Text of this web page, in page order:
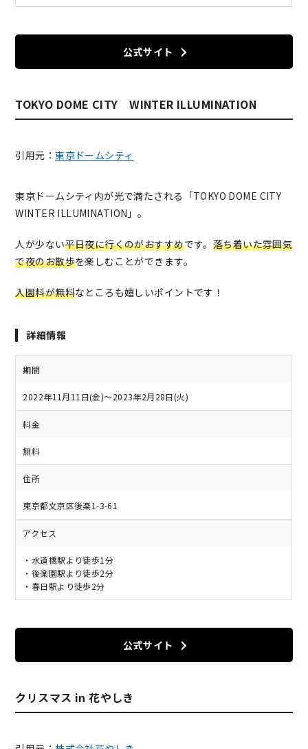
公式サイト
TOKYO DOME CITY WINTER ILLUMINATION
引用元：東京ドームシティ
東京ドームシティ内が光で満たされる「TOKYO DOME CITY
WINTER ILLUMINATION」。
人が少ない平日夜に行くのがおすすめです。 落ち着いた雰囲気
で夜のお散歩を楽しむことができます。
入園料が無料なところも嬉しいポイントです！
詳細情報
期間
2022年11月11日(金)～2023年2月28日(火)
料金
無料
住所
東京都文京区後楽1-3-61
アクセス
・水道橋駅より徒歩1分
・後楽園駅より徒歩2分
・春日駅より徒歩2分
公式サイト
クリスマス in 花やしき